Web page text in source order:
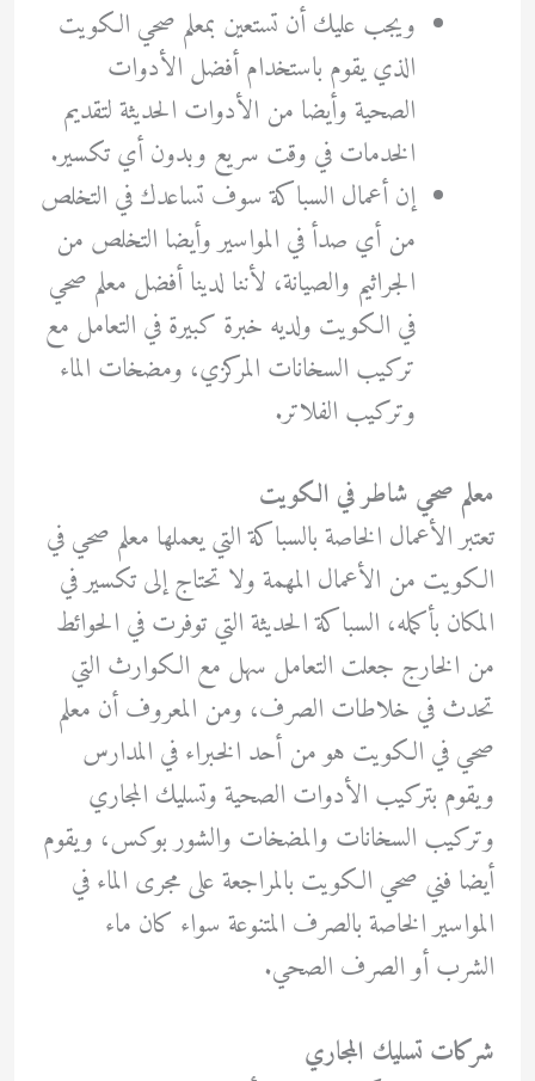
ويجب عليك أن تستعين بمعلم صحي الكويت
الذي يقوم باستخدام أفضل الأدوات
الصحية وأيضا من الأدوات الحديثة لتقديم
الخدمات في وقت سريع وبدون أي تكسير.
إن أعمال السباكة سوف تساعدك في التخلص
من أي صدأ في المواسير وأيضا التخلص من
الجراثيم والصيانة، لأننا لدينا أفضل معلم صحي
في الكويت ولديه خبرة كبيرة في التعامل مع
تركيب السخانات المركزي، ومضخات الماء
وتركيب الفلاتر.
معلم صحي شاطر في الكويت
تعتبر الأعمال الخاصة بالسباكة التي يعملها معلم صحي في
الكويت من الأعمال المهمة ولا تحتاج إلى تكسير في
المكان بأكمله، السباكة الحديثة التي توفرت في الحوائط
من الخارج جعلت التعامل سهل مع الكوارث التي
تحدث في خلاطات الصرف، ومن المعروف أن معلم
صحي في الكويت هو من أحد الخبراء في المدارس
ويقوم بتركيب الأدوات الصحية وتسليك المجاري
وتركيب السخانات والمضخات والشور بوكس، ويقوم
أيضا فني صحي الكويت بالمراجعة على مجرى الماء في
المواسير الخاصة بالصرف المتنوعة سواء كان ماء
الشرب أو الصرف الصحي.
شركات تسليك المجاري